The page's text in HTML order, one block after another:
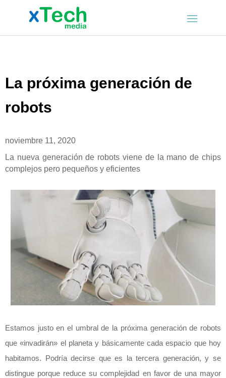
La próxima generación de
robots
noviembre 11, 2020
La nueva generación de robots viene de la mano de chips
complejos pero pequeños y eficientes
Estamos justo en el umbral de la próxima generación de robots
que «invadirán» el planeta y básicamente cada espacio que hoy
habitamos. Podría decirse que es la tercera generación, y se
distingue porque reduce su complejidad en favor de una mayor